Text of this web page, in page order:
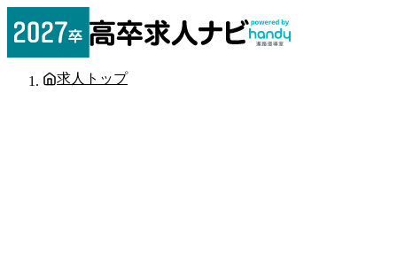
求人トップ